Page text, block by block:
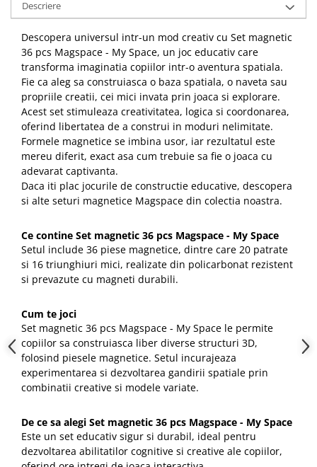
Descriere
Descopera universul intr-un mod creativ cu Set magnetic
36 pcs Magspace - My Space, un joc educativ care
transforma imaginatia copiilor intr-o aventura spatiala.
Fie ca aleg sa construiasca o baza spatiala, o naveta sau
propriile creatii, cei mici invata prin joaca si explorare.
Acest set stimuleaza creativitatea, logica si coordonarea,
oferind libertatea de a construi in moduri nelimitate.
Formele magnetice se imbina usor, iar rezultatul este
mereu diferit, exact asa cum trebuie sa fie o joaca cu
adevarat captivanta.
Daca iti plac jocurile de constructie educative, descopera
si alte seturi magnetice Magspace din colectia noastra.
Ce contine Set magnetic 36 pcs Magspace - My Space
Setul include 36 piese magnetice, dintre care 20 patrate
si 16 triunghiuri mici, realizate din policarbonat rezistent
si prevazute cu magneti durabili.
Cum te joci
Set magnetic 36 pcs Magspace - My Space le permite
copiilor sa construiasca liber diverse structuri 3D,
folosind piesele magnetice. Setul incurajeaza
experimentarea si dezvoltarea gandirii spatiale prin
combinatii creative si modele variate.
De ce sa alegi Set magnetic 36 pcs Magspace - My Space
Este un set educativ sigur si durabil, ideal pentru
dezvoltarea abilitatilor cognitive si creative ale copiilor,